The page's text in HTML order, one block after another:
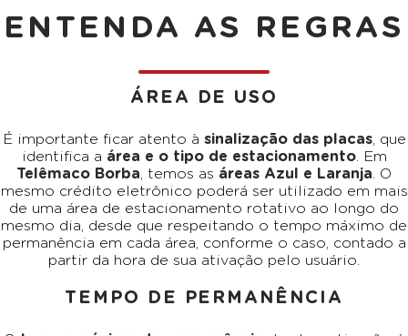
ENTENDA AS REGRAS
ÁREA DE USO
É importante ficar atento à sinalização das placas, que
identifica a área e o tipo de estacionamento. Em
Telêmaco Borba , temos as áreas Azul e Laranja . O
mesmo crédito eletrônico poderá ser utilizado em mais
de uma área de estacionamento rotativo ao longo do
mesmo dia, desde que respeitando o tempo máximo de
permanência em cada área, conforme o caso, contado a
partir da hora de sua ativação pelo usuário.
TEMPO DE PERMANÊNCIA